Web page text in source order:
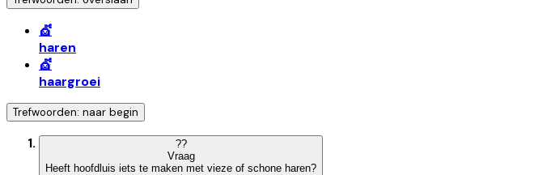
💇
haren
💇
haargroei
Trefwoorden: naar begin
??
Vraag
Heeft hoofdluis iets te maken met vieze of schone haren?